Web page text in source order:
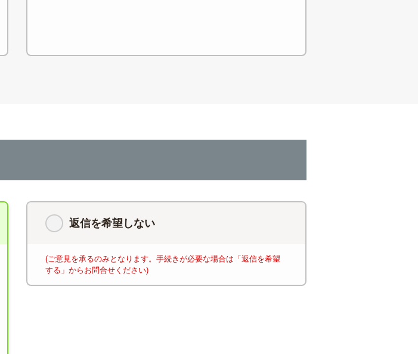
返信を希望しない
(ご意見を承るのみとなります。手続きが必要な場合は「返信を希望
する」からお問合せください)